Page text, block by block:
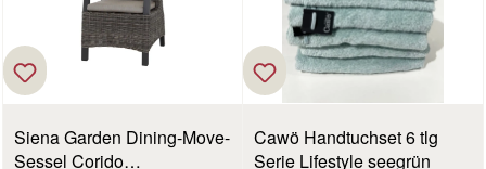
Siena Garden Dining-Move-
Sessel Corido
Cawö Handtuchset 6 tlg
Serie Lifestyle seegrün